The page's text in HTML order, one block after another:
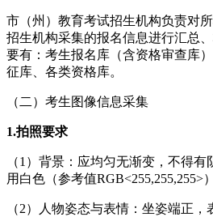
市（州）教育考试招生机构负责对
招生机构采集的报名信息进行汇总
要有：考生报名库（含资格审查库
征库、各类资格库。
（二）考生图像信息采集
1.拍照要求
（1）背景：应均匀无渐变，不得
用白色（参考值RGB<255,255,255>）
（2）人物姿态与表情：坐姿端正